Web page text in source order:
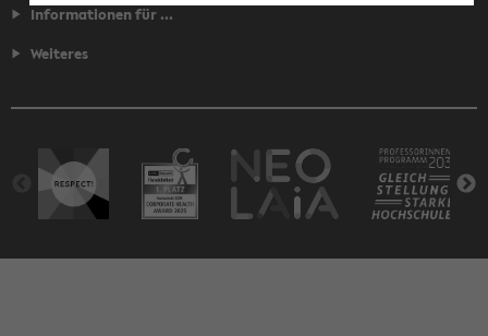
Informationen für ...
Weiteres